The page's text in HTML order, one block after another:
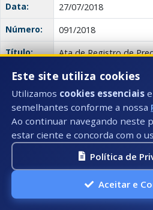
Data:
27/07/2018
Número:
091/2018
Título:
Ata de Registro de
Descrição:
Esta ata registra os
materiais elétricos,
n° 034/2018 na
(anexo 2). A formação
firmar contratações
Anexo(s):
Descrição:
091/2018
Ata nº 090/2018
Este site utiliza cookies
Utilizamos cookies essenciais
semelhantes conforme a nossa
Ao continuar navegando neste
estar ciente e concorda com o
Política de
Aceitar e